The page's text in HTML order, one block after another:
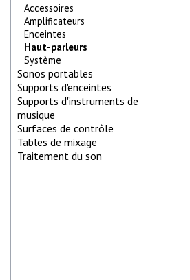
Accessoires
Amplificateurs
Enceintes
Haut-parleurs
Système
Sonos portables
Supports d'enceintes
Supports d'instruments de
musique
Surfaces de contrôle
Tables de mixage
Traitement du son